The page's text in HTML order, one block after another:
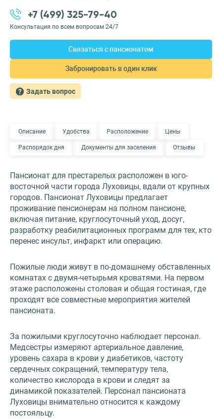
+7 (499) 325-79-40
Консультация по всем вопросам 24/7
Связаться с пансионатом
Забронировать в один клик
Задать вопрос
Описание Удобства Расположение Цены
Распорядок дня Документы для заселения Отзывы
Пансионат для престарелых расположен в юго-
восточной части города Луховицы, вдали от крупных
городов. Пансионат Луховицы предлагает
проживание пенсионерам на полном пансионе,
включая питание, круглосуточный уход, досуг,
разработку реабилитационных программ для тех, кто
перенес инсульт, инфаркт или операцию.
Пожилые люди живут в по-домашнему обставленных
комнатах с двумя-четырьмя кроватями. На первом
этаже расположены столовая и общая гостиная, где
проходят все совместные мероприятия жителей
пансионата.
За пожилыми круглосуточно наблюдает персонал.
Медсестры измеряют артериальное давление,
уровень сахара в крови у диабетиков, частоту
сердечных сокращений, температуру тела,
количество кислорода в крови и следят за
динамикой показателей. Персонал пансионата
Луховицы внимательно относится к каждому
постояльцу.